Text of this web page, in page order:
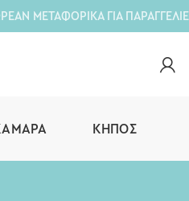
ΜΕΤΑΦΟΡΙΚΑ ΓΙΑ
ΚΉΠΟΣ